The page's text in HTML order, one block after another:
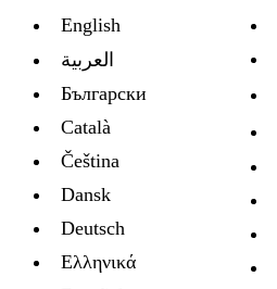
English
العربية
Български
Català
Čeština
Dansk
Deutsch
Ελληνικά